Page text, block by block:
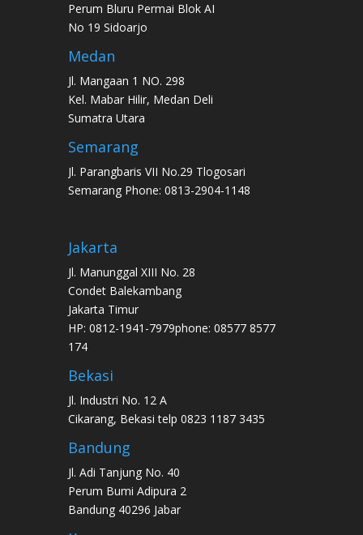
Perum Bluru Permai Blok AI
No 19 Sidoarjo
Medan
Jl. Mangaan 1 NO. 298
Kel. Mabar Hilir, Medan Deli
Sumatra Utara
Semarang
Jl. Parangbaris VII No.29 Tlogosari
Semarang Phone: 0813-2904-1148
Jakarta
Jl. Manunggal XIII No. 28
Condet Balekambang
Jakarta Timur
HP: 0812-1941-7979phone: 08577 8577
174
Bekasi
Jl. Industri No. 12 A
Cikarang, Bekasi telp 0823 1187 3435
Bandung
Jl. Adi Tanjung No. 40
Perum Bumi Adipura 2
Bandung 40296 Jabar